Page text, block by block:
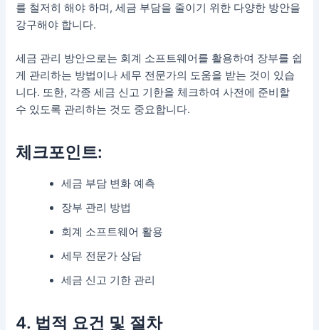
를 철저히 해야 하며, 세금 부담을 줄이기 위한 다양한 방안을
강구해야 합니다.
세금 관리 방안으로는 회계 소프트웨어를 활용하여 장부를 쉽
게 관리하는 방법이나 세무 전문가의 도움을 받는 것이 있습
니다. 또한, 각종 세금 신고 기한을 체크하여 사전에 준비할
수 있도록 관리하는 것도 중요합니다.
체크포인트:
세금 부담 변화 예측
장부 관리 방법
회계 소프트웨어 활용
세무 전문가 상담
세금 신고 기한 관리
4. 법적 요건 및 절차